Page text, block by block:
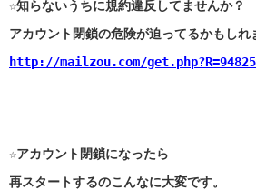
☆知らないうちに規約違反してませんか？
アカウント閉鎖の危険が迫ってるかもしれ
http://mailzou.com/
☆アカウント閉鎖になったら
再スタートするのこんなに大変です。